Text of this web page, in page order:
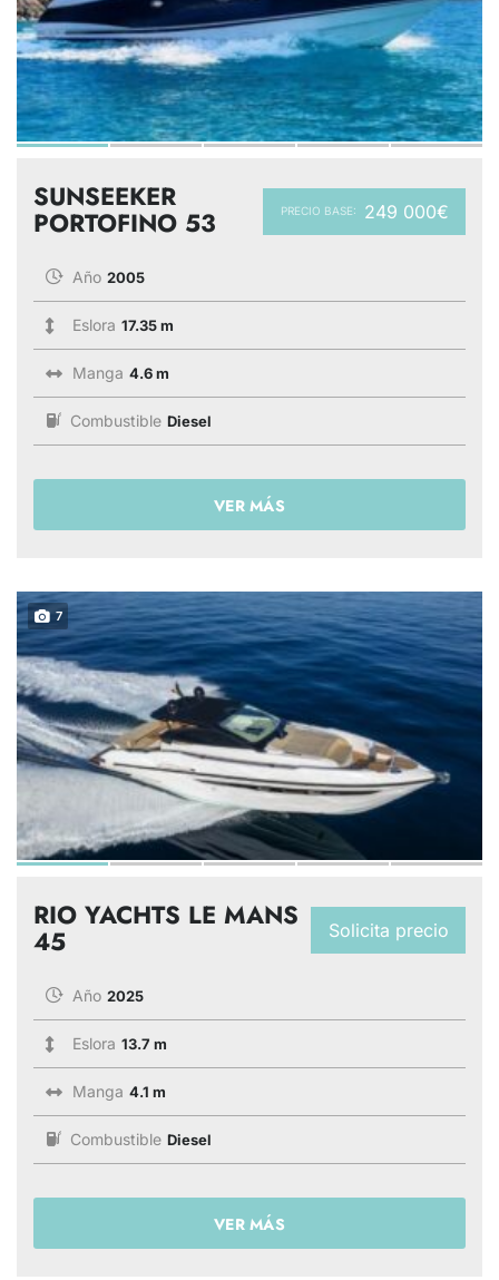
PRECIO BASE: 249 000€
SUNSEEKER
PORTOFINO 53
Año 2005
Eslora 17.35 m
Manga 4.6 m
Combustible Diesel
VER MÁS
7
Solicita precio
RIO YACHTS LE MANS
45
Año 2025
Eslora 13.7 m
Manga 4.1 m
Combustible Diesel
VER MÁS